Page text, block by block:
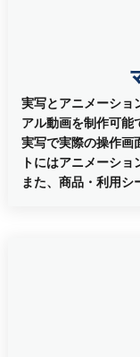
実写とアニメーショ
アル動画を制作可能
実写で実際の操作画
トにはアニメーショ
また、商品・利用シ